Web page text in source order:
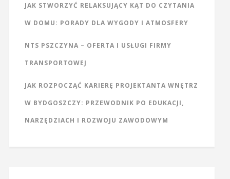
JAK STWORZYĆ RELAKSUJĄCY KĄT DO CZYTANIA
W DOMU: PORADY DLA WYGODY I ATMOSFERY
NTS PSZCZYNA – OFERTA I USŁUGI FIRMY
TRANSPORTOWEJ
JAK ROZPOCZĄĆ KARIERĘ PROJEKTANTA WNĘTRZ
W BYDGOSZCZY: PRZEWODNIK PO EDUKACJI,
NARZĘDZIACH I ROZWOJU ZAWODOWYM